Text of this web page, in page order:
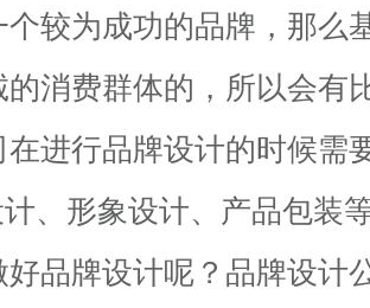
个较为成功的品牌，那么
消费群体的，所以会有
进行品牌设计的时候需
、形象设计、产品包装
品牌设计呢？品牌设计